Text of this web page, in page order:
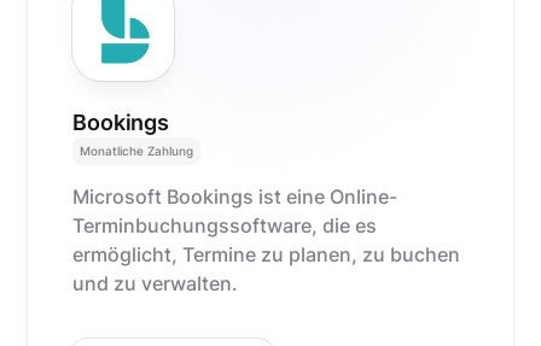
Bookings
Monatliche Zahlung
Microsoft Bookings ist eine Online-
Terminbuchungssoftware, die es
ermöglicht, Termine zu planen, zu buchen
und zu verwalten.